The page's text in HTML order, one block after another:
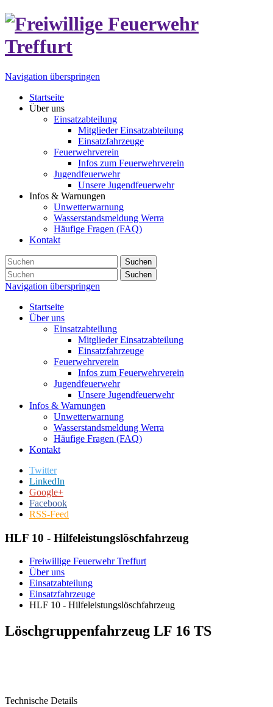
Navigation überspringen
Startseite
Über uns
Einsatzabteilung
Mitglieder Einsatzabteilung
Einsatzfahrzeuge
Feuerwehrverein
Infos zum Feuerwehrverein
Jugendfeuerwehr
Unsere Jugendfeuerwehr
Infos & Warnungen
Unwetterwarnung
Wasserstandsmeldung Werra
Häufige Fragen (FAQ)
Kontakt
Suchen
Suchen
Navigation überspringen
Startseite
Über uns
Einsatzabteilung
Mitglieder Einsatzabteilung
Einsatzfahrzeuge
Feuerwehrverein
Infos zum Feuerwehrverein
Jugendfeuerwehr
Unsere Jugendfeuerwehr
Infos & Warnungen
Unwetterwarnung
Wasserstandsmeldung Werra
Häufige Fragen (FAQ)
Kontakt
Twitter
LinkedIn
Google+
Facebook
RSS-Feed
HLF 10 - Hilfeleistungslöschfahrzeug
Freiwillige Feuerwehr Treffurt
Über uns
Einsatzabteilung
Einsatzfahrzeuge
HLF 10 - Hilfeleistungslöschfahrzeug
Löschgruppenfahrzeug LF 16 TS
Technische Details